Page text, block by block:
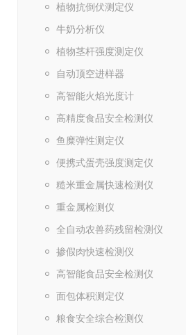
植物抗倒伏测定仪
牛奶分析仪
植物茎杆强度测定仪
自动顶空进样器
高智能火焰光度计
高精度食品安全检测仪
鱼糜弹性测定仪
便携式蛋壳强度测定仪
糙米重金属快速检测仪
重金属检测仪
全自动农兽药残留检测仪
掺假肉快速检测仪
高智能食品安全检测仪
面包体积测定仪
粮食安全综合检测仪